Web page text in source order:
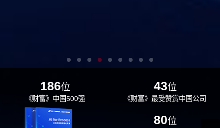
186位
《财富》中国500强
43位
《财富》最受赞赏中国公司
29位 80位